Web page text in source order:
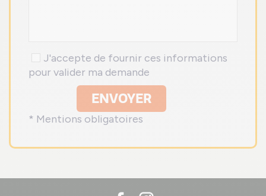
J'accepte de fournir ces informations
pour valider ma demande
ENVOYER
* Mentions obligatoires